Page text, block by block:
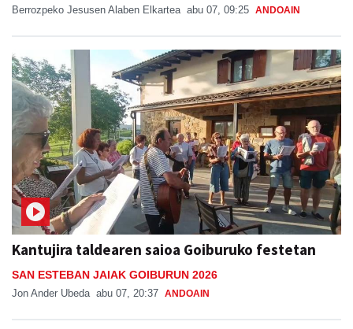
Kantujira taldearen saioa Goiburuko festetan
Jon Ander Ubeda